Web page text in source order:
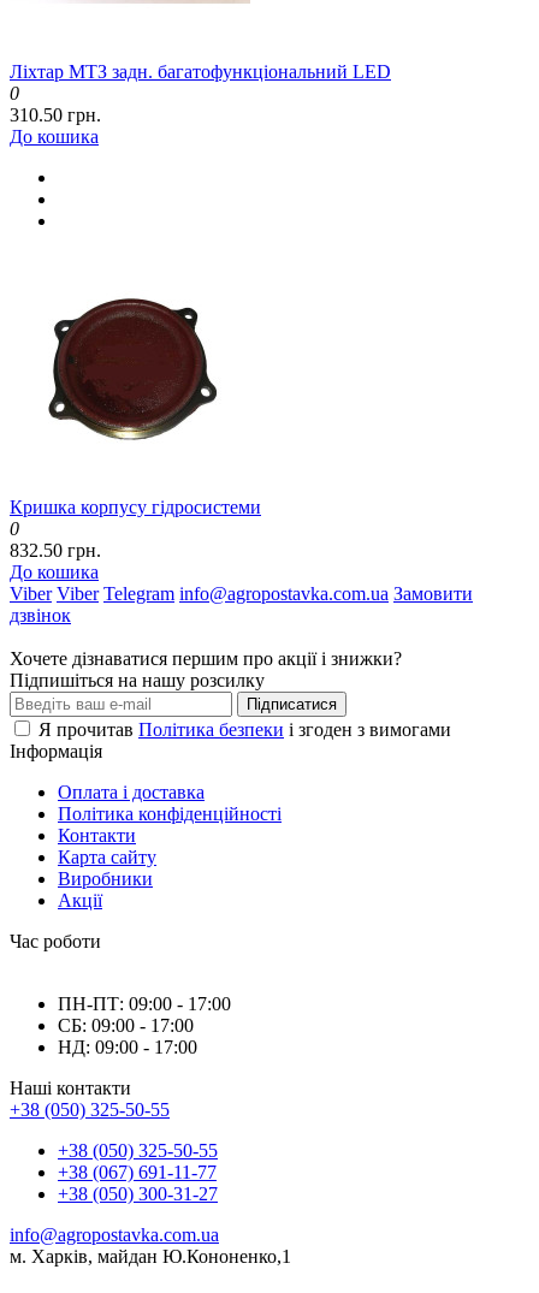
Ліхтар МТЗ задн. багатофункціональний LED
0
310.50 грн.
До кошика
Кришка корпусу гідросистеми
0
832.50 грн.
До кошика
Viber Viber Telegram info@agropostavka.com.ua Замовити
дзвінок
Хочете дізнаватися першим про акції і знижки?
Підпишіться на нашу розсилку
Підписатися
Я прочитав Політика безпеки і згоден з вимогами
Інформація
Оплата і доставка
Політика конфіденційності
Контакти
Карта сайту
Виробники
Акції
Час роботи
ПН-ПТ: 09:00 - 17:00
СБ: 09:00 - 17:00
НД: 09:00 - 17:00
Наші контакти
+38 (050) 325-50-55
+38 (050) 325-50-55
+38 (067) 691-11-77
+38 (050) 300-31-27
info@agropostavka.com.ua
м. Харків, майдан Ю.Кононенко,1